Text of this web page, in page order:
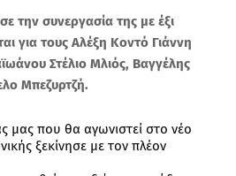
την συνεργασία της με έξι
για τους Αλέξη Κοντό Γιάννη
Στέλιο Μλιός, Βαγγέλης
Μπεζυρτζή.
μας που θα αγωνιστεί στο νέο
ξεκίνησε με τον πλέον